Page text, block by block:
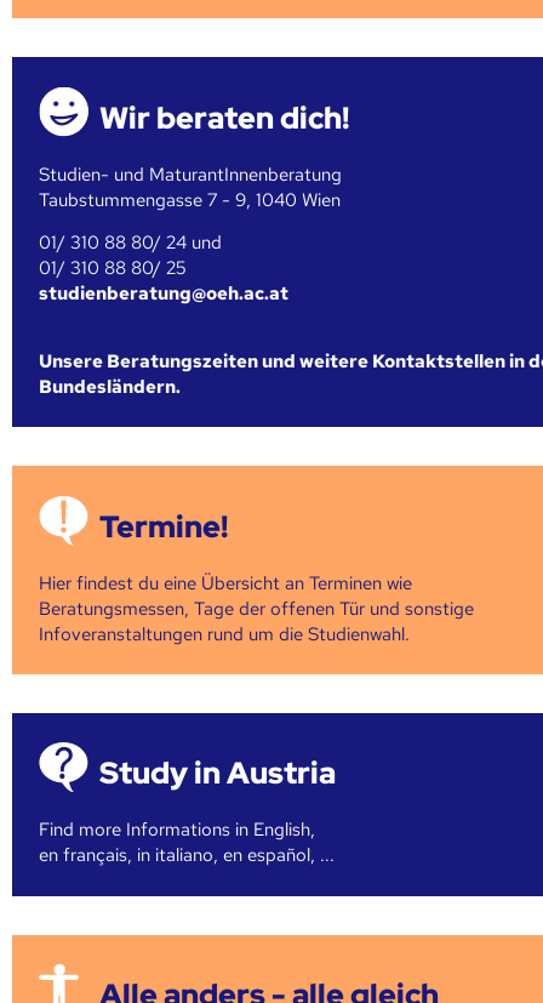
Wir beraten dich!
Studien- und MaturantInnenberatung
Taubstummengasse 7 - 9, 1040 Wien
01/ 310 88 80/ 24 und
01/ 310 88 80/ 25
studienberatung@oeh.ac.at
Unsere Beratungszeiten und weitere Kontaktstellen in
Bundesländern.
Termine!
Hier findest du eine Übersicht an Terminen wie
Beratungsmessen, Tage der offenen Tür und sonstige
Infoveranstaltungen rund um die Studienwahl.
Study in Austria
Find more Informations in English,
en français, in italiano, en español, ...